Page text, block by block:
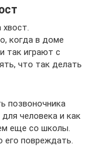
хвост.
когда в доме
так играют с
что так делать
позвоночника
человека и как
еще со школы.
его повреждать.